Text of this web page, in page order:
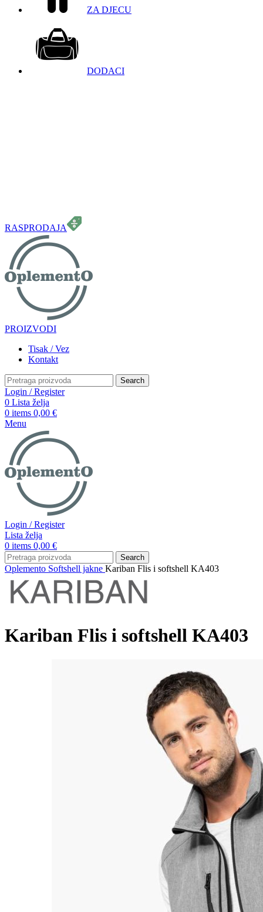
ZA DJECU
DODACI
RASPRODAJA
PROIZVODI
Tisak / Vez
Kontakt
Search
Login / Register
0 Lista želja
0 items 0,00 €
Menu
Login / Register
Lista želja
0 items 0,00 €
Search
Oplemento Softshell jakne Kariban Flis i softshell KA403
Kariban Flis i softshell KA403